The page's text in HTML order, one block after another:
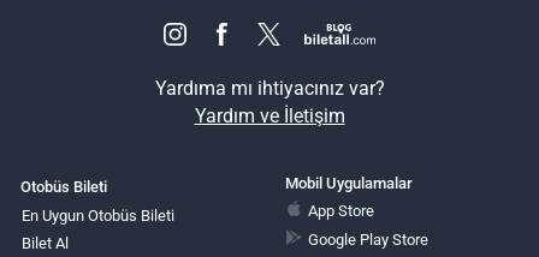
Yardıma mı ihtiyacınız var?
Yardım ve İletişim
Otobüs Bileti
En Uygun Otobüs Bileti
Bilet Al
Mobil Uygulamalar
App Store
Google Play Store